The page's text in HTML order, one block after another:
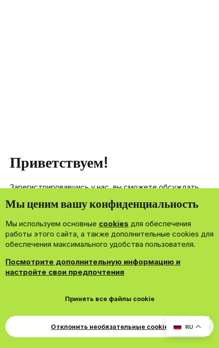
RU
Приветствуем!
Зарегистрировавшись у нас, вы сможете обсуждать,
членам нашего сообщества.
Зарегистрироваться сейчас!
DohTheme
Cookies Russian Обратная связь
Поддержка
Для правообладателей
EN Soundmain
Условия и правила
Политика конфиденциальности
Мы ценим вашу конфиденциальность
Мы используем основные cookies для обеспечения
работы этого сайта, а также дополнительные cookies для
обеспечения максимального удобства пользователя.
Посмотрите дополнительную информацию и
настройте свои предпочтения
Принять все файлы cookie
Отклонить необязательные cookie